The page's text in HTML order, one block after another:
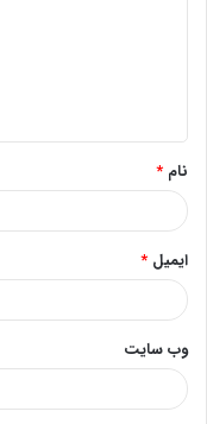
*
نام *
ایمیل *
وب‌ سایت